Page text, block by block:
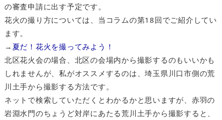
の審査申請に出す予定です。
花火の撮り方については、当コラムの第18回でご紹介してい
ます。
→ 夏だ！花火を撮ってみよう！
北区花火会の場合、北区の会場内から撮影するのもいいかも
しれませんが、私がオススメするのは、埼玉県川口市側の荒
川土手から撮影する方法です。
ネットで検索していただくとわかるかと思いますが、赤羽の
岩淵水門のちょうど対岸にあたる荒川土手から撮影すると、